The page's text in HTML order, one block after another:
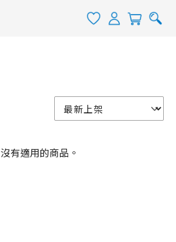
沒有適用的商品。